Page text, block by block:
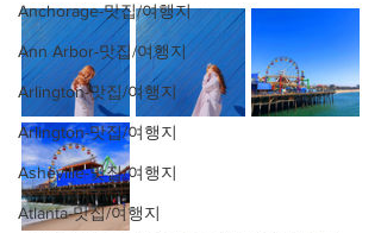
Anchorage-맛집/여행지
Ann Arbor-맛집/여행지
Arlington-맛집/여행지
Arlington-맛집/여행지
Asheville-맛집/여행지
Atlanta-맛집/여행지